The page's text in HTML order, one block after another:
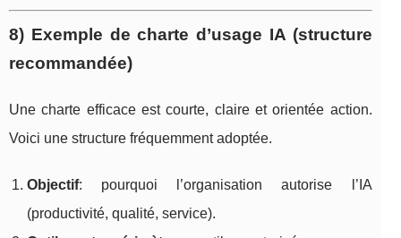
8) Exemple de charte d’usage IA (structure
recommandée)
Une charte efficace est courte, claire et orientée action.
Voici une structure fréquemment adoptée.
Objectif: pourquoi l’organisation autorise l’IA
(productivité, qualité, service).